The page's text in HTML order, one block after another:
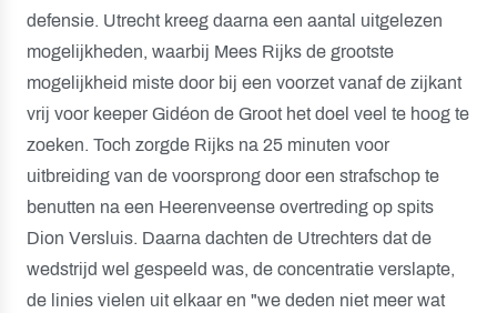
defensie. Utrecht kreeg daarna een aantal uitgelezen
mogelijkheden, waarbij Mees Rijks de grootste
mogelijkheid miste door bij een voorzet vanaf de zijkant
vrij voor keeper Gidéon de Groot het doel veel te hoog te
zoeken. Toch zorgde Rijks na 25 minuten voor
uitbreiding van de voorsprong door een strafschop te
benutten na een Heerenveense overtreding op spits
Dion Versluis. Daarna dachten de Utrechters dat de
wedstrijd wel gespeeld was, de concentratie verslapte,
de linies vielen uit elkaar en "we deden niet meer wat